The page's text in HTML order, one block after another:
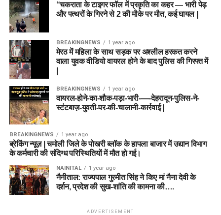
“चकराता के टाइगर फॉल में प्रकृति का कहर — भारी पेड़
और पत्थरों के गिरने से 2 की मौके पर मौत, कई घायल |
BREAKINGNEWS 1 year ago
मेरठ में महिला के साथ सड़क पर अश्लील हरकत करने
वाला युवक वीडियो वायरल होने के बाद पुलिस की गिरफ्त में
BREAKINGNEWS 1 year ago
वायरल-होने-का-शौक-पड़ा-भारी-—-देहरादून-पुलिस-ने-
स्टंटबाज़-युवती-पर-की-चालानी-कार्रवाई |
BREAKINGNEWS 1 year ago
ब्रेकिंग न्यूज़ | चमोली जिले के पोखरी ब्लॉक के हापला बाजार में उद्यान विभाग
के कर्मचारी की संदिग्ध परिस्थितियों में मौत हो गई।
NAINITAL 1 year ago
नैनीताल: राज्यपाल गुरमीत सिंह ने किए मां नैना देवी के
दर्शन, प्रदेश की सुख-शांति की कामना की….
ADVERTISEMENT